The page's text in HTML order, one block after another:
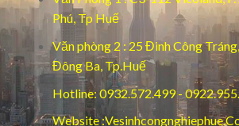
Phú, Tp Huế
Văn phòng 2 : 25 Đinh Công
Đông Ba, Tp.Huế
Hotline: 0932.572.499 -
Website